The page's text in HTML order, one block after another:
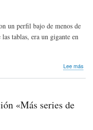
un perfil bajo de menos de
tablas, era un gigante en
Lee más
«Más series de